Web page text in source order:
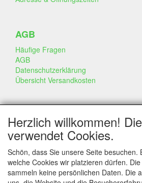
AGB
Häufige Fragen
AGB
Datenschutzerklärung
Übersicht Versandkosten
GESCHÄFT & INFO
Kontakt
Firmen Information
Portfolio
Disclaimer
Statement & Umwelt
Herzlich willkommen!
verwendet Cookies.
Schön, dass Sie unsere Seite besuchen.
welche Cookies wir platzieren dürfen.
sammeln keine persönlichen Daten. Die